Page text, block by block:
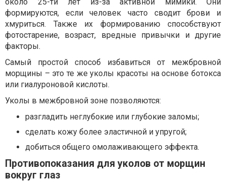
формируются, если человек часто сводит брови и
хмуриться. Также их формированию способствуют
фотостарение, возраст, вредные привычки и другие
факторы.
Самый простой способ избавиться от межбровной
морщины – это те же уколы красоты на основе ботокса
или гиалуроновой кислоты.
Уколы в межбровной зоне позволяются:
разгладить неглубокие или глубокие заломы;
сделать кожу более эластичной и упругой;
добиться общего омолаживающего эффекта.
Противопоказания для уколов от морщин
вокруг глаз